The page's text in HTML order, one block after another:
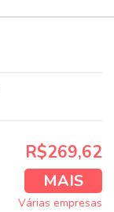
R$269,62
MAIS
Várias empresas